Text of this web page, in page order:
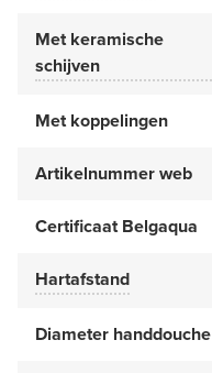
Met keramische
schijven
Met koppelingen
Artikelnummer web
Certificaat Belgaqua
Hartafstand
Diameter handdouche